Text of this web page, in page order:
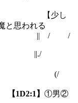
し
と思われる
|| || / /
||./
(/
【1D2:1】 ①男②